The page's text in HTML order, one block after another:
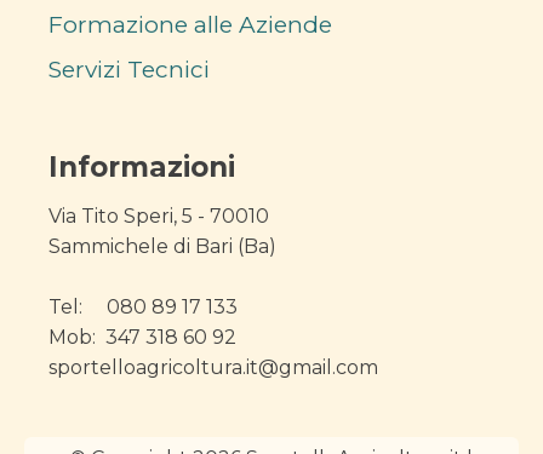
Formazione alle Aziende
Servizi Tecnici
Informazioni
Via Tito Speri, 5 - 70010
Sammichele di Bari (Ba)
Tel: 080 89 17 133
Mob: 347 318 60 92
sportelloagricoltura.it@gmail.com